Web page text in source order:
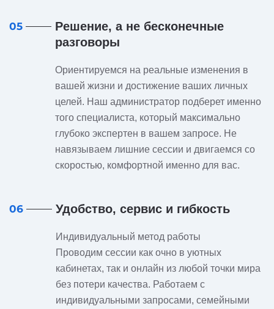
05
Решение, а не бесконечные
разговоры
Ориентируемся на реальные изменения в
вашей жизни и достижение ваших личных
целей. Наш администратор подберет именно
того специалиста, который максимально
глубоко экспертен в вашем запросе. Не
навязываем лишние сессии и двигаемся со
скоростью, комфортной именно для вас.
06 Удобство, сервис и гибкость
Индивидуальный метод работы
Проводим сессии как очно в уютных
кабинетах, так и онлайн из любой точки мира
без потери качества. Работаем с
индивидуальными запросами, семейными